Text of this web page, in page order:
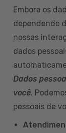
Embora os
dependendo
nossas
dados
Dados
você.
pessoais de